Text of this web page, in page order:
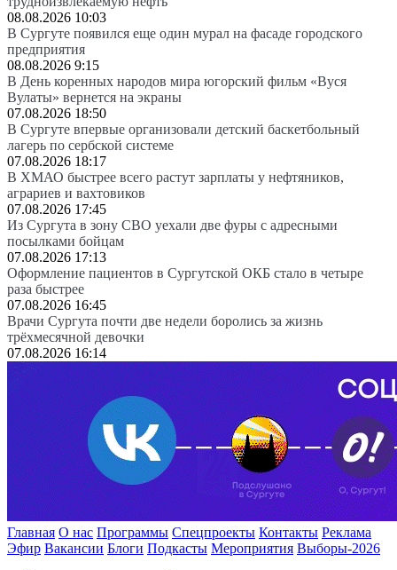
08.08.2026 10:03
В Сургуте появился еще один мурал на фасаде городского
предприятия
08.08.2026 9:15
В День коренных народов мира югорский фильм «Вуся
Вулаты» вернется на экраны
07.08.2026 18:50
В Сургуте впервые организовали детский баскетбольный
лагерь по сербской системе
07.08.2026 18:17
В ХМАО быстрее всего растут зарплаты у нефтяников,
аграриев и вахтовиков
07.08.2026 17:45
Из Сургута в зону СВО уехали две фуры с адресными
посылками бойцам
07.08.2026 17:13
Оформление пациентов в Сургутской ОКБ стало в четыре
раза быстрее
07.08.2026 16:45
Врачи Сургута почти две недели боролись за жизнь
трёхмесячной девочки
07.08.2026 16:14
Главная О нас Программы Спецпроекты Контакты Реклама
Эфир Вакансии Блоги Подкасты Мероприятия Выборы-2026